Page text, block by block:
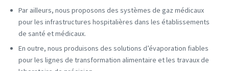
Par ailleurs, nous proposons des systèmes de gaz médicaux
pour les infrastructures hospitalières dans les établissements
de santé et médicaux.
En outre, nous produisons des solutions d’évaporation fiables
pour les lignes de transformation alimentaire et les travaux de